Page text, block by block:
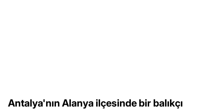
Antalya'nın Alanya ilçesinde bir balıkçı